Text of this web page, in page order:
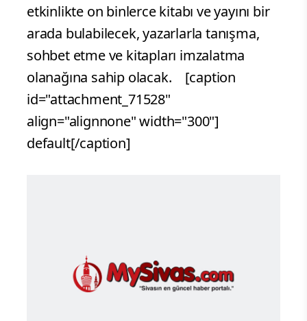
etkinlikte on binlerce kitabı ve yayını bir
arada bulabilecek, yazarlarla tanışma,
sohbet etme ve kitapları imzalatma
olanağına sahip olacak.
[caption
id="attachment_71528"
align="alignnone" width="300"]
default[/caption]